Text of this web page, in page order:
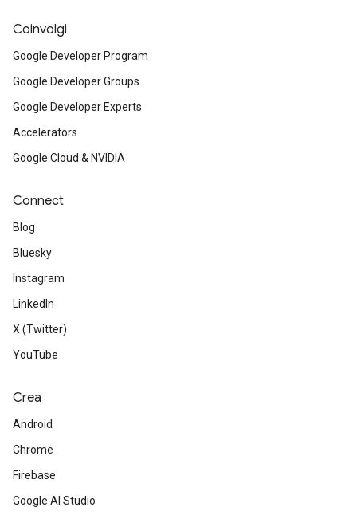
Coinvolgi
Google Developer Program
Google Developer Groups
Google Developer Experts
Accelerators
Google Cloud & NVIDIA
Connect
Blog
Bluesky
Instagram
LinkedIn
X (Twitter)
YouTube
Crea
Android
Chrome
Firebase
Google AI Studio